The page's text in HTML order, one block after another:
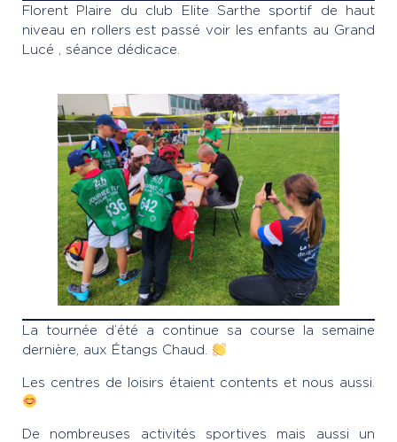
Florent Plaire du club Elite Sarthe sportif de haut
niveau en rollers est passé voir les enfants au Grand
Lucé , séance dédicace.
La tournée d’été a continue sa course la semaine
dernière, aux Étangs Chaud.
Les centres de loisirs étaient contents et nous aussi.
De nombreuses activités sportives mais aussi un